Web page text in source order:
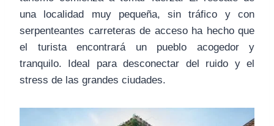
una localidad muy pequeña, sin tráfico y con
serpenteantes carreteras de acceso ha hecho que
el turista encontrará un pueblo acogedor y
tranquilo. Ideal para desconectar del ruido y el
stress de las grandes ciudades.